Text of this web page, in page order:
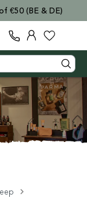
€50 (BE & DE)